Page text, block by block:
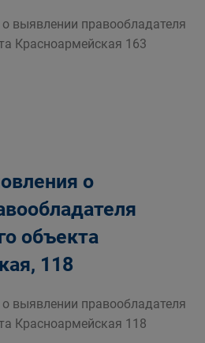
выявлении правообладателя
Красноармейская 163
о
объекта
118
выявлении правообладателя
Красноармейская 118